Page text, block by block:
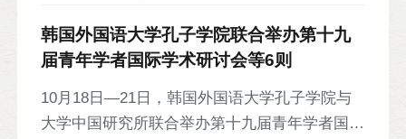
校长保罗·马弗莫，中国人民大学党委书记张东
刚，两校师生代表，以及来自津巴布韦、南非等
国的专家学者等近300人参加。
韩国外国语大学孔子学院联合举办第十九
届青年学者国际学术研讨会等6则
10月18日—21日，韩国外国语大学孔子学院与
大学中国研究所联合举办第十九届青年学者国际